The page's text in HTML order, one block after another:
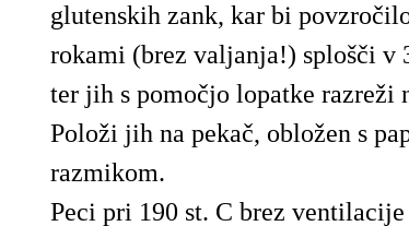
glutenskih zank, kar bi
rokami (brez valjanja!) splošči v
ter jih s pomočjo lopatke razreži
Položi jih na pekač, obložen s
razmikom.
Peci pri 190 st. C brez